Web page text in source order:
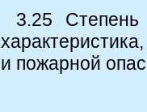
3.25 Степень
и пожарной